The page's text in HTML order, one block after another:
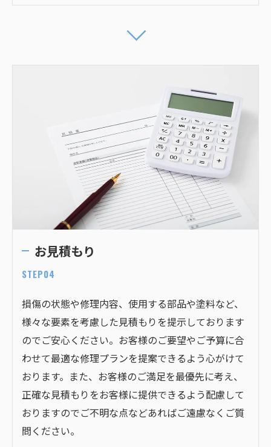
お見積もり
STEP04
損傷の状態や修理内容、使用する部品や塗料など、
様々な要素を考慮した見積もりを提示しております
のでご安心ください。お客様のご要望やご予算に合
わせて最適な修理プランを提案できるよう心がけて
おります。また、お客様のご満足を最優先に考え、
正確な見積もりをお客様に提供できるよう配慮して
おりますのでご不明な点などあればご遠慮なくご質
問ください。